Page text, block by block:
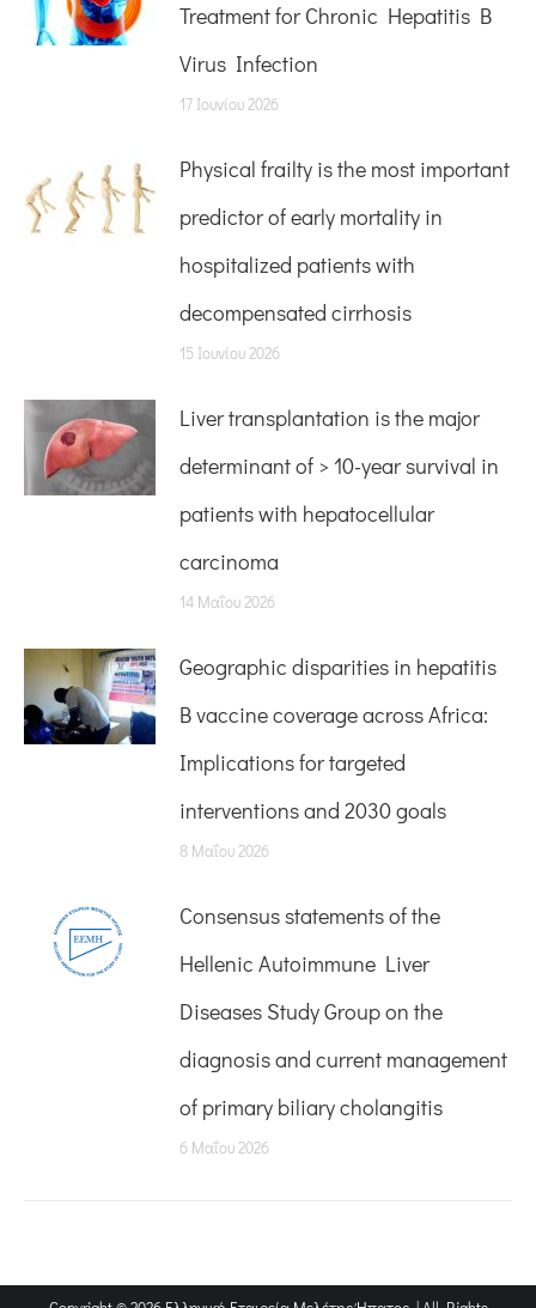
Treatment for Chronic Hepatitis B
Virus Infection
17 Ιουνίου 2026
Physical frailty is the most important
predictor of early mortality in
hospitalized patients with
decompensated cirrhosis
15 Ιουνίου 2026
Liver transplantation is the major
determinant of > 10-year survival in
patients with hepatocellular
carcinoma
14 Μαΐου 2026
Geographic disparities in hepatitis
B vaccine coverage across Africa:
Implications for targeted
interventions and 2030 goals
8 Μαΐου 2026
Consensus statements of the
Hellenic Autoimmune Liver
Diseases Study Group on the
diagnosis and current management
of primary biliary cholangitis
6 Μαΐου 2026